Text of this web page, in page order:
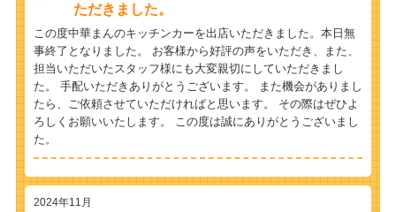
ただきました。
この度中華まんのキッチンカーを出店いただきました。本日無
事終了となりました。 お客様から好評の声をいただき、また、
担当いただいたスタッフ様にも大変親切にしていただきまし
た。 手配いただきありがとうございます。 また機会がありまし
たら、ご依頼させていただければと思います。 その際はぜひよ
ろしくお願いいたします。 この度は誠にありがとうございまし
た。
2024年11月